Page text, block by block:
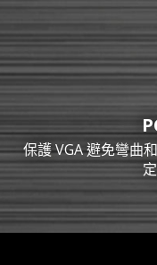
保護 VGA 避免彎曲